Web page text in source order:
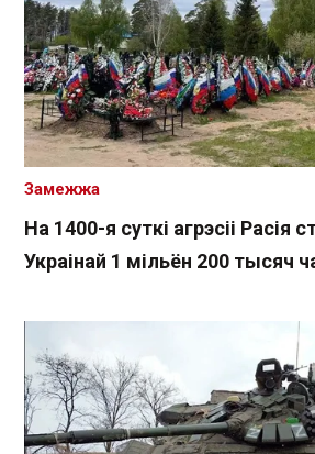
На 1400-я суткі агрэсіі Расія
Украінай 1 мільён 200 тысяч
Замежжа